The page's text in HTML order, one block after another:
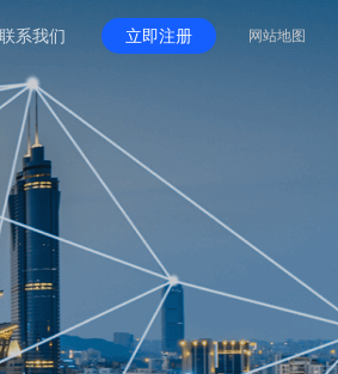
联系我们 立即注册 网站地图